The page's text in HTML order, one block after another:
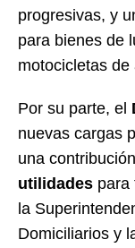
progresivas, y
para bienes de
motocicletas de
Por su parte, el
nuevas cargas
una
utilidades para
la
Domiciliarios y